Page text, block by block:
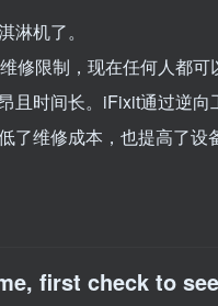
淋机了。
修限制，现在任何人都
且时间长。iFixit通过逆
维修成本，也提高了设
first check to